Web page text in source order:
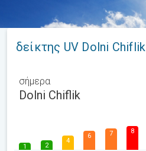
δείκτης UV Dolni Chiflik
σήμερα
Dolni Chiflik
1 2
4
6 7 8